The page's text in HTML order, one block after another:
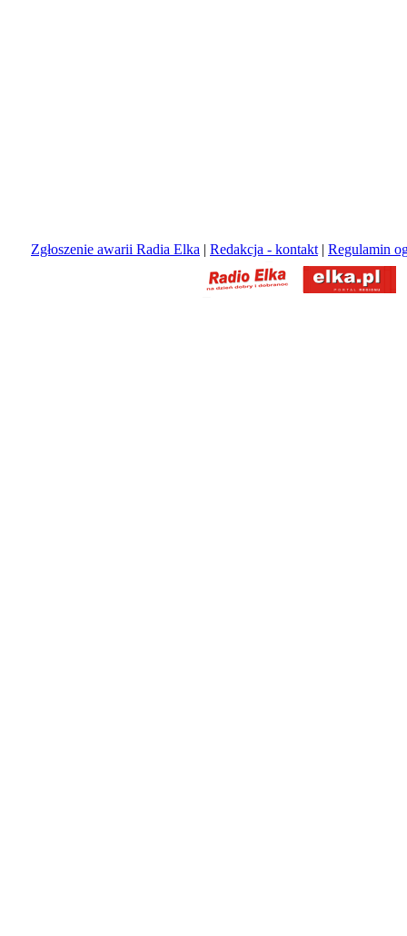
Zgłoszenie awarii Radia Elka | Redakcja - kontakt | Regulamin